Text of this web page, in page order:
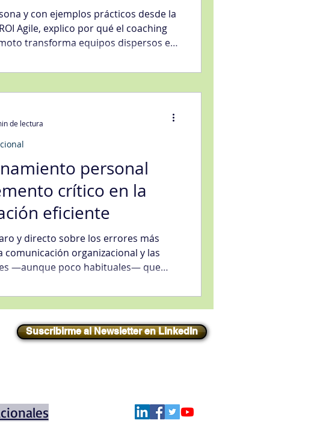
Satisfacción al Cliente
y con ejemplos prácticos desde la
Agile, explico por qué el coaching
transforma equipos dispersos en
un plan de seis pasos y
personal
crítico en la
eficiente
y directo sobre los errores más
comunicación organizacional y las
—aunque poco habituales— que
cómo hablamos, cómo escuchamos
con cada palabra.
de lectura
Suscribirme al Newsletter en LinkedIn